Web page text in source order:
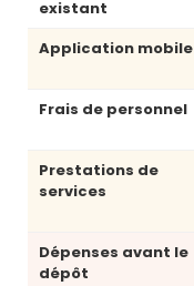
existant
Application mobile
Frais de personnel
Prestations de
services
Dépenses avant le
dépôt